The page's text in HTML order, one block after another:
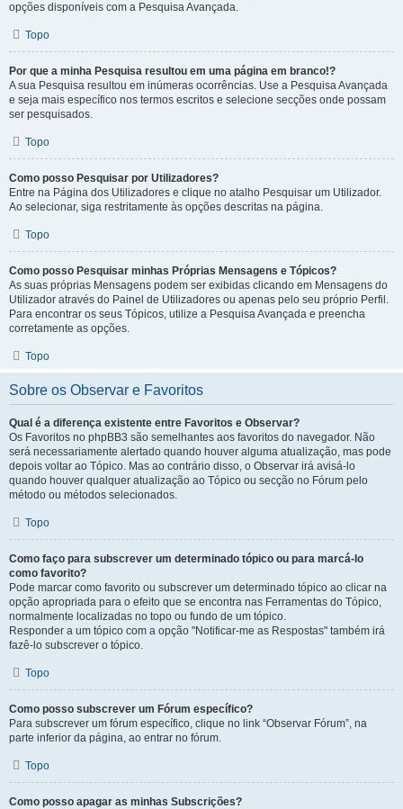
opções disponíveis com a Pesquisa Avançada.
Topo
Por que a minha Pesquisa resultou em uma página em branco!?
A sua Pesquisa resultou em inúmeras ocorrências. Use a Pesquisa Avançada
e seja mais específico nos termos escritos e selecione secções onde possam
ser pesquisados.
Topo
Como posso Pesquisar por Utilizadores?
Entre na Página dos Utilizadores e clique no atalho Pesquisar um Utilizador.
Ao selecionar, siga restritamente às opções descritas na página.
Topo
Como posso Pesquisar minhas Próprias Mensagens e Tópicos?
As suas próprias Mensagens podem ser exibidas clicando em Mensagens do
Utilizador através do Painel de Utilizadores ou apenas pelo seu próprio Perfil.
Para encontrar os seus Tópicos, utilize a Pesquisa Avançada e preencha
corretamente as opções.
Topo
Sobre os Observar e Favoritos
Qual é a diferença existente entre Favoritos e Observar?
Os Favoritos no phpBB3 são semelhantes aos favoritos do navegador. Não
será necessariamente alertado quando houver alguma atualização, mas pode
depois voltar ao Tópico. Mas ao contrário disso, o Observar irá avisá-lo
quando houver qualquer atualização ao Tópico ou secção no Fórum pelo
método ou métodos selecionados.
Topo
Como faço para subscrever um determinado tópico ou para marcá-lo
como favorito?
Pode marcar como favorito ou subscrever um determinado tópico ao clicar na
opção apropriada para o efeito que se encontra nas Ferramentas do Tópico,
normalmente localizadas no topo ou fundo de um tópico.
Responder a um tópico com a opção "Notificar-me as Respostas" também irá
fazê-lo subscrever o tópico.
Topo
Como posso subscrever um Fórum específico?
Para subscrever um fórum específico, clique no link “Observar Fórum”, na
parte inferior da página, ao entrar no fórum.
Topo
Como posso apagar as minhas Subscrições?